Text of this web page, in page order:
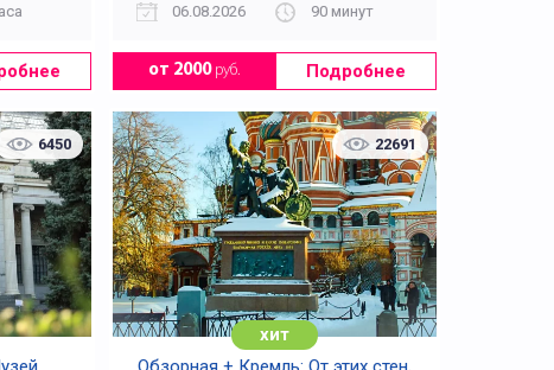
06.08.2026
90 минут
от 2000руб. Подробнее
6450 22691
хит